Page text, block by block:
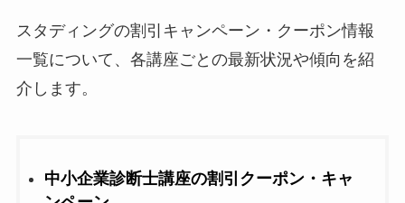
スタディングの割引キャンペーン・クーポン情報
一覧について、各講座ごとの最新状況や傾向を紹
介します。
中小企業診断士講座の割引クーポン・キャ